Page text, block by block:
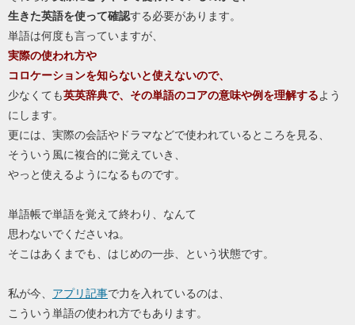
生きた英語を使って確認する必要があります。
単語は何度も言っていますが、
実際の使われ方や
コロケーションを知らないと使えないので、
少なくても英英辞典で、 その単語のコアの意味や例を理解するよう
にします。
更には、実際の会話やドラマなどで使われているところを見る、
そういう風に複合的に覚えていき、
やっと使えるようになるものです。
単語帳で単語を覚えて終わり、なんて
思わないでくださいね。
そこはあくまでも、はじめの一歩、という状態です。
私が今、 アプリ記事で力を入れているのは、
こういう単語の使われ方でもあります。